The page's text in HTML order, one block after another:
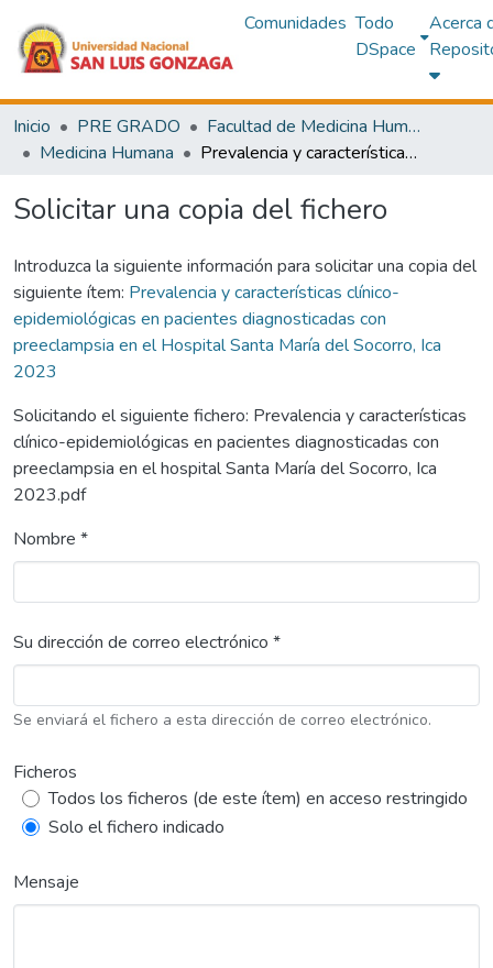
Comunidades Todo
DSpace
Acerca
Inicio PRE GRADO
Facultad de Medicina Humana
Medicina Humana
Prevalencia y características clínico-epidemiológicas en pacientes diagnosticadas con preeclampsia en el Hospital Santa María del Socorro, Ica 2023
Solicitar una copia del fichero
Introduzca la siguiente información para solicitar una copia del
siguiente ítem: Prevalencia y características clínico-
epidemiológicas en pacientes diagnosticadas con
preeclampsia en el Hospital Santa María del Socorro, Ica
2023
Solicitando el siguiente fichero: Prevalencia y características
clínico-epidemiológicas en pacientes diagnosticadas con
preeclampsia en el hospital Santa María del Socorro, Ica
2023.pdf
Nombre *
Su dirección de correo electrónico *
Se enviará el fichero a esta dirección de correo electrónico.
Ficheros
Todos los ficheros (de este ítem) en acceso restringido
Solo el fichero indicado
Mensaje